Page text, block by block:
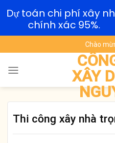
to
content
Chào
XÂY
Thi công xây nhà
Dự toán chi phí xây
chính xác 95%.